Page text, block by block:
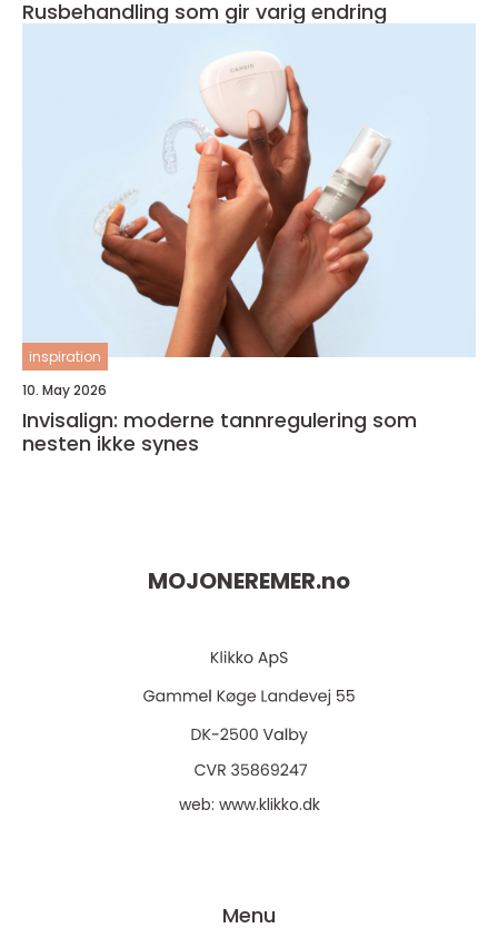
Rusbehandling som gir varig endring
inspiration
10. May 2026
Invisalign: moderne tannregulering som
nesten ikke synes
MOJONEREMER.no
web: www.klikko.dk
Menu